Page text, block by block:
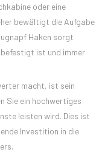
oder eine
bewältigt die Aufgabe
Haken sorgt
ist und immer
macht, ist sein
Sie ein hochwertiges
leisten wird. Dies ist
Investition in die